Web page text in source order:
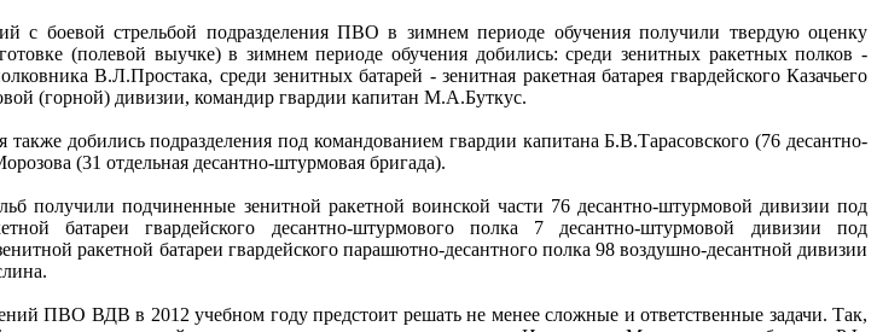
с боевой стрельбой подразделения ПВО в зимнем периоде обучения получили твердую оценку
(полевой выучке) в зимнем периоде обучения добились: среди зенитных ракетных полков -
В.Л.Простака, среди зенитных батарей - зенитная ракетная батарея гвардейского Казачьего
(горной) дивизии, командир гвардии капитан М.А.Буткус.
добились подразделения под командованием гвардии капитана Б.В.Тарасовского (76 десантно-
(31 отдельная десантно-штурмовая бригада).
получили подчиненные зенитной ракетной воинской части 76 десантно-штурмовой дивизии под
батареи гвардейского десантно-штурмового полка 7 десантно-штурмовой дивизии под
ракетной батареи гвардейского парашютно-десантного полка 98 воздушно-десантной дивизии
ПВО ВДВ в 2012 учебном году предстоит решать не менее сложные и ответственные задачи. Так,